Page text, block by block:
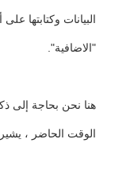
"الاضافية".
الوقت الحاضر ، يشير JBOD غالبًا إلى حجرة القرص ، بغض النظر عما إذا كان يوفر وظيفة RAID أم لا.